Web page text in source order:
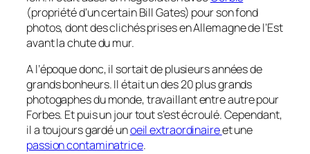
(propriété d’un certain Bill Gates) pour son fond
photos, dont des clichés prises en Allemagne de l’Est
avant la chute du mur.
A l’époque donc, il sortait de plusieurs années de
grands bonheurs. Il était un des 20 plus grands
photogaphes du monde, travaillant entre autre pour
Forbes. Et puis un jour tout s’est écroulé. Cependant,
il a toujours gardé unoeil extraordinaireet une
passion contaminatrice.